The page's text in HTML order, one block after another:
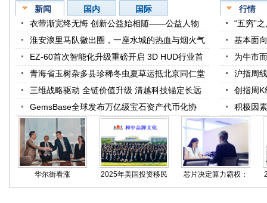
新闻 国内
国际
衣带渐宽终无悔 创新公益始相随——公益人物
淮安浪里马队徽出圈，一座水城的热血与烟火气
EZ-60首次智能化升级重磅开启 3D HUD行业首
发
青海省玉树杂多县珍稀冬虫夏草运抵北京同仁堂
三维战略驱动 全链价值升级 清越科技锚定长远
GemsBase全球发布万亿级宝石资产代币化协
行情
“五穷”
基本面
为牛市
沪指周
创指周K
积极因
华尔街看涨
BitEngine：BIT
2025年美国投资移民
中介机
芯片决定算力霸权：
BitEng